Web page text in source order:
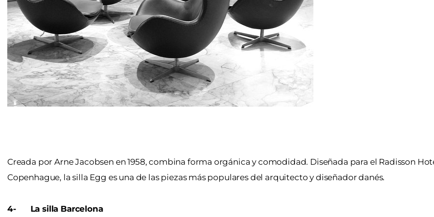
Creada por Arne Jacobsen en 1958, combina forma orgánica y comodidad. Diseñada para el Radisson
Copenhague, la silla Egg es una de las piezas más populares del arquitecto y diseñador danés.
4- La silla Barcelona